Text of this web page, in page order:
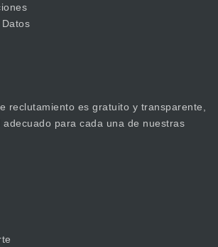
reclutamiento es gratuito y transparente,
para cada una de nuestras